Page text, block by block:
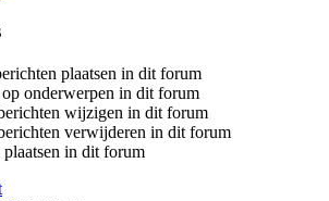
plaatsen in dit forum
op onderwerpen in dit forum
wijzigen in dit forum
verwijderen in dit forum
in dit forum